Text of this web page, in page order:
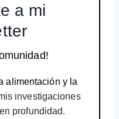
a mi
alimentación y la
investigaciones
profundidad.